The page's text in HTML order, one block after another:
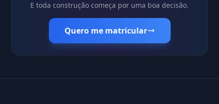
E toda construção começa por uma boa decisão.
Quero me matricular